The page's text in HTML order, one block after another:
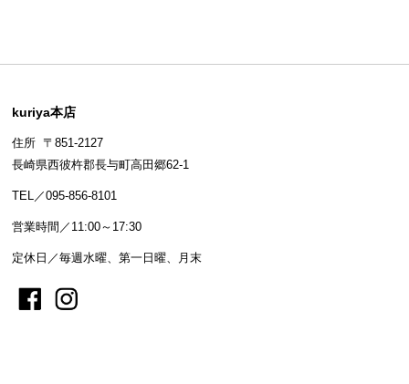
kuriya本店
住所 〒851-2127
長崎県西彼杵郡長与町高田郷62-1
TEL／095-856-8101
営業時間／11:00～17:30
定休日／毎週水曜、第一日曜、月末